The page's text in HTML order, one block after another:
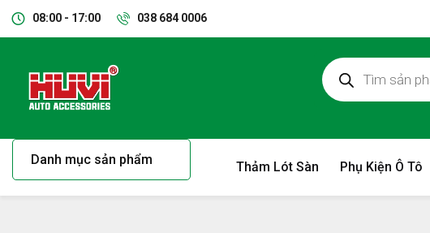
08:00 - 17:00 038 684 0006
Danh mục sản phẩm Thảm Lót Sàn Phụ Kiện Ô Tô